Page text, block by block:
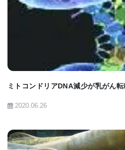
精神病の症状が現れたり消
精神病は、子どもがストレ
っているとき、非常に落ち
は気分の落ち込みがあるとき
が、思春期や成人期初期に
わずか1〜2％が罹患すると
ミトコンドリアDNA減少が乳がん
2020.06.26